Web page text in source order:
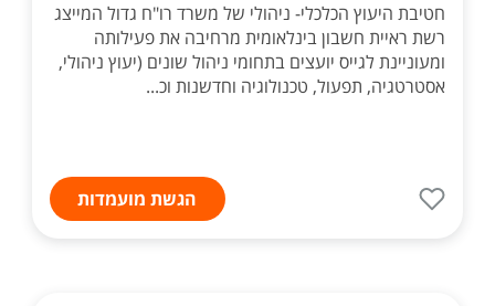
חטיבת היעוץ הכלכלי- ניהולי של משרד רו"ח גדול המייצג
רשת ראיית חשבון בינלאומית מרחיבה את פעילותה
ומעוניינת לגייס יועצים בתחומי ניהול שונים (יעוץ ניהולי,
אסטרטגיה, תפעול, טכנולוגיה וחדשנות וכ...
הגשת מועמדות